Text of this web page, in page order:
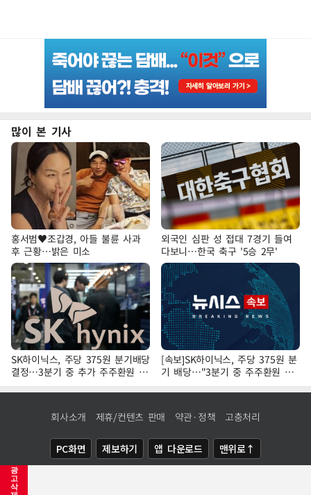
광
고
삭
많이 본 기사
홍서범♥조갑경, 아들 불륜 사과
후 근황…밝은 미소
외국인 심판 성 접대 7경기 들여
다보니…한국 축구 '5승 2무'
SK하이닉스, 주당 375원 분기배당
결정…3분기 중 추가 주주환원 발
표
[속보]SK하이닉스, 주당 375원 분
기 배당…"3분기 중 주주환원 방
안 확정"
회사소개 제휴/컨텐츠 판매 약관·정책 고충처리
PC화면 제보하기 앱 다운로드 맨위로↑